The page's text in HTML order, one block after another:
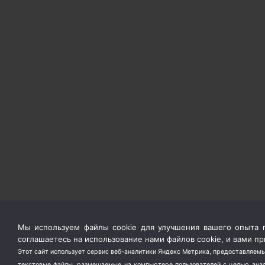
Мы используем файлы cookie для улучшения вашего опыта
соглашаетесь на использование нами файлов cookie, и вами
Этот сайт использует сервис веб-аналитики Яндекс Метрика,